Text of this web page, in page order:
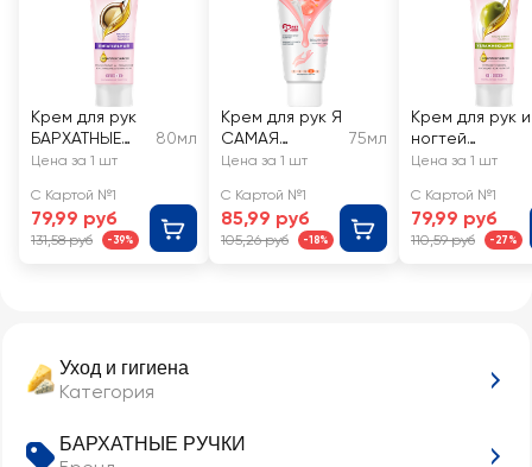
Уход и гигиена
Категория
БАРХАТНЫЕ РУЧКИ
Крем для рук
БАРХАТНЫЕ
РУЧКИ
80мл
Цена за 1 шт
С Картой №1
79,99 руб
131,58 руб -39%
Крем для рук Я
САМАЯ
Питательный
75мл
Цена за 1 шт
С Картой №1
85,99 руб
105,26 руб -18%
Крем для рук и
ногтей
БАРХАТНЫЕ
Увлажняющий
Цена за 1 шт
С Картой №1
79,99 руб
110,59 руб -27%